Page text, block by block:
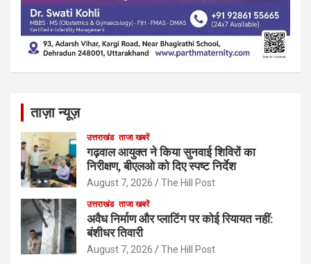
ताज़ा न्यूज़
उत्तराखंड ताजा खबरें
गढ़वाल आयुक्त ने किया सुनवाई शिविरों का
निरीक्षण, बीएलओ को दिए स्पष्ट निर्देश
August 7, 2026 The Hill Post
उत्तराखंड ताजा खबरें
अवैध निर्माण और प्लाटिंग पर कोई रियायत नहीं:
बंशीधर तिवारी
August 7, 2026 The Hill Post